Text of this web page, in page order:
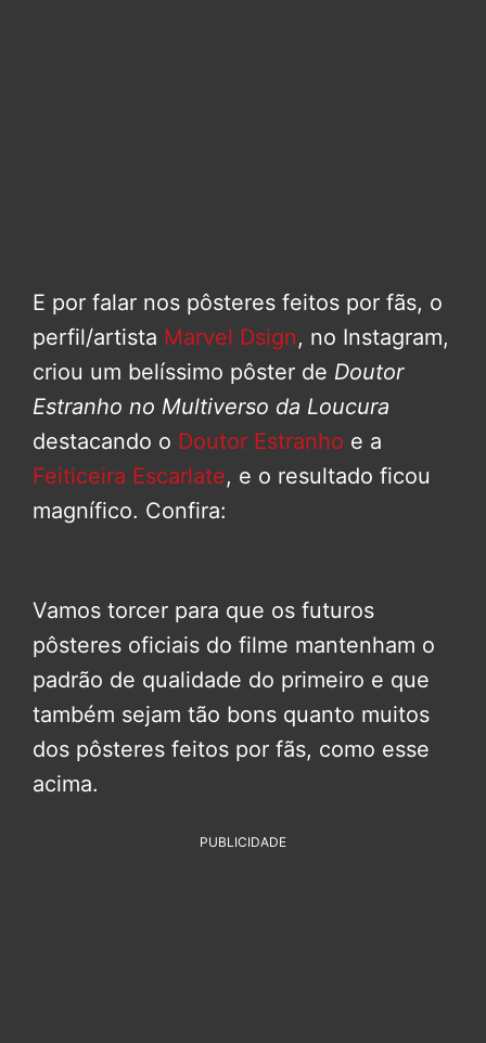
E por falar nos pôsteres feitos por fãs, o
perfil/artista Marvel Dsign, no Instagram,
criou um belíssimo pôster de Doutor
Estranho no Multiverso da Loucura
destacando o Doutor Estranho e a
Feiticeira Escarlate, e o resultado ficou
magnífico. Confira:
Vamos torcer para que os futuros
pôsteres oficiais do filme mantenham o
padrão de qualidade do primeiro e que
também sejam tão bons quanto muitos
dos pôsteres feitos por fãs, como esse
acima.
PUBLICIDADE